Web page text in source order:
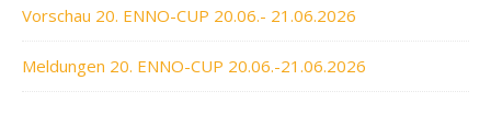
Vorschau 20. ENNO-CUP 20.06.- 21.06.2026
Meldungen 20. ENNO-CUP 20.06.-21.06.2026